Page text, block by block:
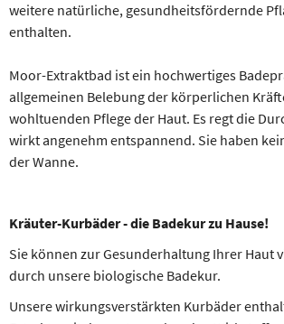
weitere natürliche, gesundheitsfördernde
enthalten.
Moor-Extraktbad ist ein hochwertiges
allgemeinen Belebung der körper­lichen
wohltuenden Pflege der Haut. Es regt die
wirkt angenehm entspannend. Sie haben
der Wanne.
Kräuter-Kurbäder - die Badekur zu Hause!
Sie können zur Gesunderhaltung Ihrer Haut
durch unsere biologische Badekur.
Unsere wirkungsverstärkten Kurbäder